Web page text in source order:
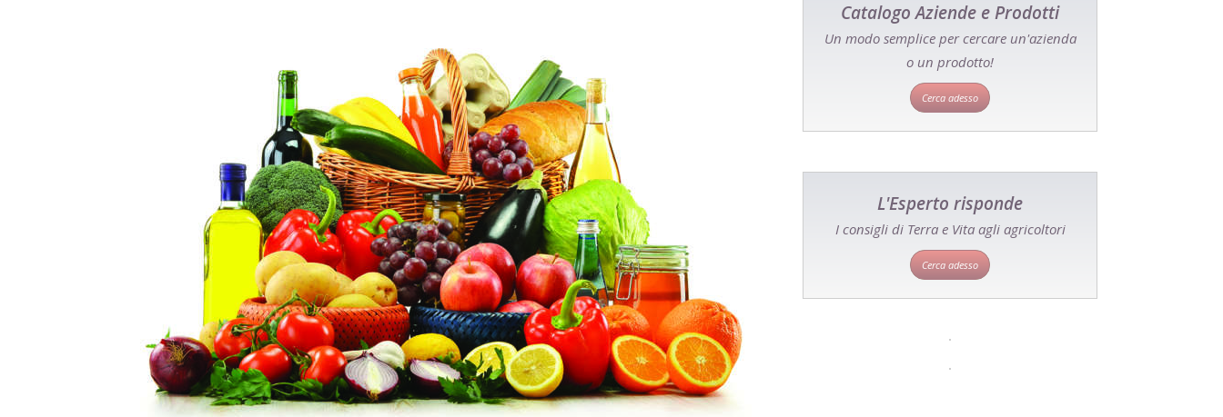
Catalogo Aziende e Prodotti
Un modo semplice per cercare un'azienda
o un prodotto!
Cerca adesso
L'Esperto risponde
I consigli di Terra e Vita agli agricoltori
Cerca adesso